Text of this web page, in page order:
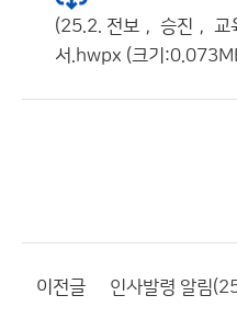
(25.2. 전보， 승진， 교
서.hwpx (크기
이전글 인사발령 알림